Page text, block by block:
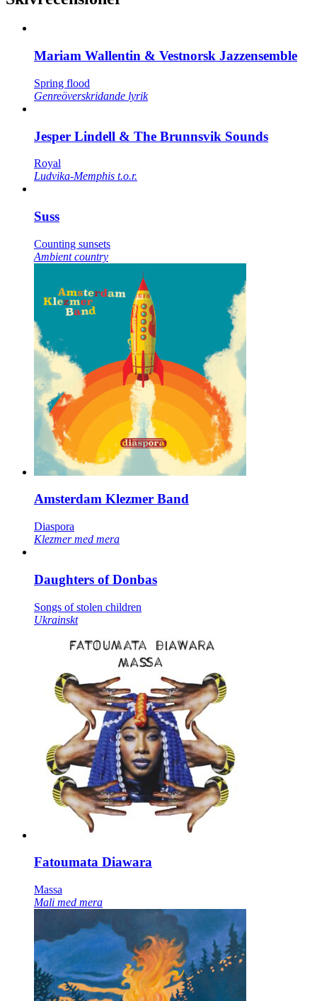
Mariam Wallentin & Vestnorsk Jazzensemble
Spring flood
Genreöverskridande lyrik
Jesper Lindell & The Brunnsvik Sounds
Royal
Ludvika-Memphis t.o.r.
Suss
Counting sunsets
Ambient country
Amsterdam Klezmer Band
Diaspora
Klezmer med mera
Daughters of Donbas
Songs of stolen children
Ukrainskt
Fatoumata Diawara
Massa
Mali med mera